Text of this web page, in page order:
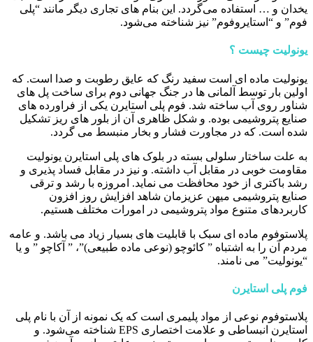
یخدان و … استفاده می‌گردد. این بنام های تجاری دیگر مانند “پلی
فوم” و “استایروفوم” نیز شناخته می‌شود.
یونولیت چیست ؟
یونولیت ماده ای است سفید رنگ که عایق رطوبت و صدا است. که
اولین بار توسط آلمانی ها در جنگ جهانی دوم برای ساخت پل های
شناور روی آب ساخته شد. فوم پلی استایرن یکی از فراورده های
صنایع پتروشیمی بوده. و شکل ظاهری آن از بلور های ریز تشکیل
شده است. که در مجاورت فشار و بخار منبسط می گردد.
به علت ساختار سلولی بسته در بلوک های پلی استایرن یونولیت
مقاومت خوبی در مقابل آب داشته. و نیز در مقابل فساد پذیری و
رشد باکتری از خود محافظت می نماید. امروزه با رشد و ترقی
صنایع پتروشیمی میهن عزیزمان شاهد افزایش روز افزون
کاربرد‌های متنوع مواد پتروشیمی در امورات مختلف هستیم.
پلاستوفوم ماده ای سبک با قابلیت های بسیار زیاد می باشد. و عامه
مردم آن را به اشتباه ” کائوچو (نوعی ماده طبیعی)”، ” آکاچو ” و یا
“یونولیت” می نامند.
فوم پلی استایرن
پلاستوفوم نوعی از مواد پلیمری است که یک نمونه از آن با نام پلی
استایرن انبساطی و علامت اختصاری EPS شناخته می‌شود. و